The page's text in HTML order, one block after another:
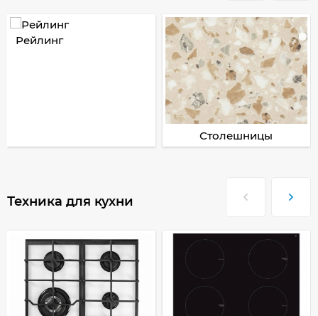
Рейлинг
Столешницы
Техника для кухни